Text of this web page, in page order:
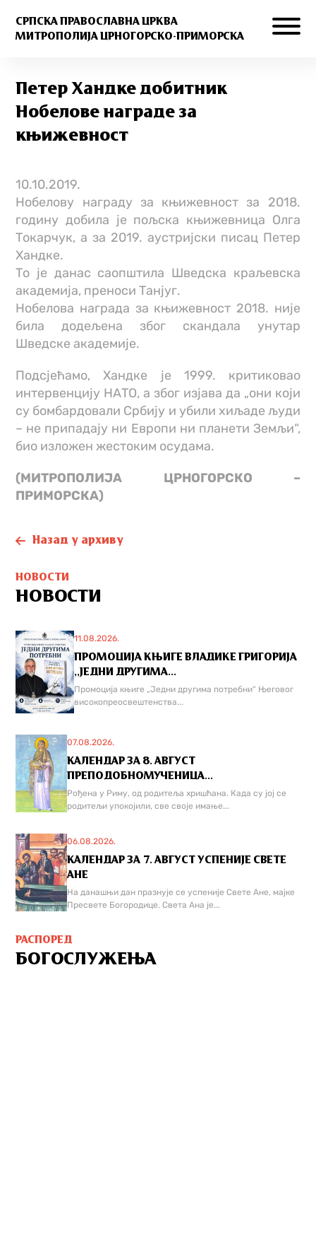
СРПСКА ПРАВОСЛАВНА ЦРКВА
МИТРОПОЛИЈА ЦРНОГОРСКО-ПРИМОРСКА
Петер Хандке добитник
Нобелове награде за
књижевност
10.10.2019.
Нобелову награду за књижевност за 2018.
годину добила је пољска књижевница Олга
Токарчук, а за 2019. аустријски писац Петер
Хандке.
То је данас саопштила Шведска краљевска
академија, преноси Танјуг.
Нобелова награда за књижевност 2018. није
била додељена због скандала унутар
Шведске академије.
Подсјећамo, Хандке је 1999. критиковао
интервенцију НАТО, а због изјава да „они који
су бомбардовали Србију и убили хиљаде људи
– не припадају ни Европи ни планети Земљи“,
био изложен жестоким осудама.
(МИТРОПОЛИЈА ЦРНОГОРСКО –
ПРИМОРСКА)
Назад у архиву
НОВОСТИ
НОВОСТИ
11.08.2026.
ПРОМОЦИЈА КЊИГЕ ВЛАДИКЕ ГРИГОРИЈА
,,ЈЕДНИ ДРУГИМА...
Промоција књиге „Једни другима потребни“ Његовог
високопреосвештенства...
07.08.2026.
КАЛЕНДАР ЗА 8. АВГУСТ
ПРЕПОДОБНОМУЧЕНИЦА...
Рођена у Риму, од родитеља хришћана. Када су јој се
родитељи упокојили, све своје имање...
06.08.2026.
КАЛЕНДАР ЗА 7. АВГУСТ УСПЕНИЈЕ СВЕТЕ
АНЕ
На данашњи дан празнује се успеније Свете Ане, мајке
Пресвете Богородице. Света Ана је...
РАСПОРЕД
БОГОСЛУЖЕЊА